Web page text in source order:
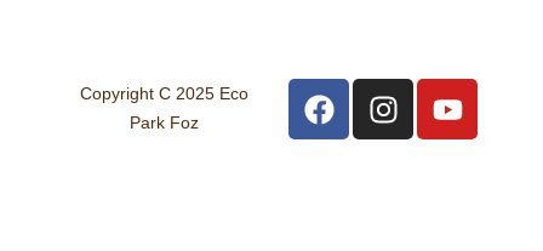
Copyright C 2025 Eco
Park Foz